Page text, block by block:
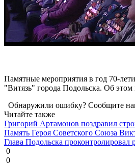
Памятные мероприятия в год 70-
"Витязь" города Подольска. Об
Обнаружили ошибку? Сообщите
Читайте также
Григорий Артамонов поздравил
Память Героя Советского Союза
Глава Подольска проконтролировал
0
0